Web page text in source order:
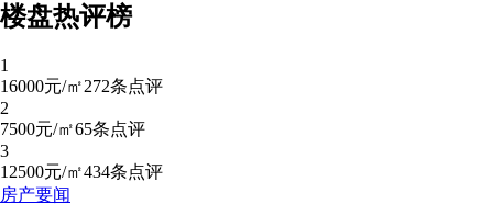
楼盘热评榜
1
16000元/㎡272条点评
2
7500元/㎡65条点评
3
12500元/㎡434条点评
房产要闻